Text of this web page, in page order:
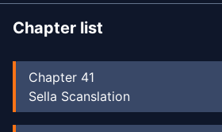
Chapter list
Chapter 41
Sella Scanslation